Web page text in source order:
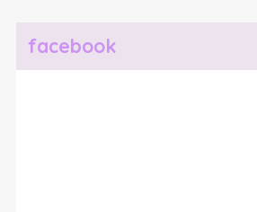
facebook